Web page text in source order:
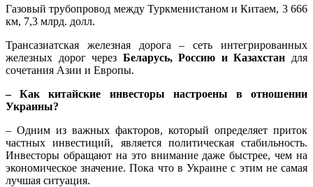
Газовый трубопровод между Туркменистаном и Китаем, 3 666
км, 7,3 млрд. долл.
Трансазиатская железная дорога – сеть интегрированных
железных дорог через Беларусь, Россию и Казахстан для
сочетания Азии и Европы.
– Как китайские инвесторы настроены в отношении
Украины?
– Одним из важных факторов, который определяет приток
частных инвестиций, является политическая стабильность.
Инвесторы обращают на это внимание даже быстрее, чем на
экономическое значение. Пока что в Украине с этим не самая
лучшая ситуация.